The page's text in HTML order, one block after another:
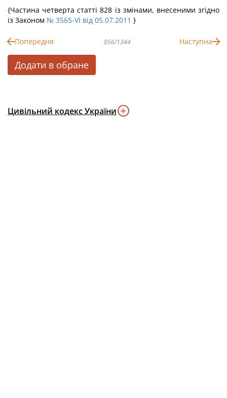
{Частина четверта статті 828 із змінами, внесеними згідно
із Законом № 3565-VI від 05.07.2011 }
Попередня 856/1344 Наступна
Додати в обране
Цивільний кодекс України